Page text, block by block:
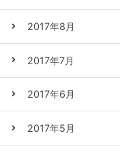
2017年8月
2017年7月
2017年6月
2017年5月